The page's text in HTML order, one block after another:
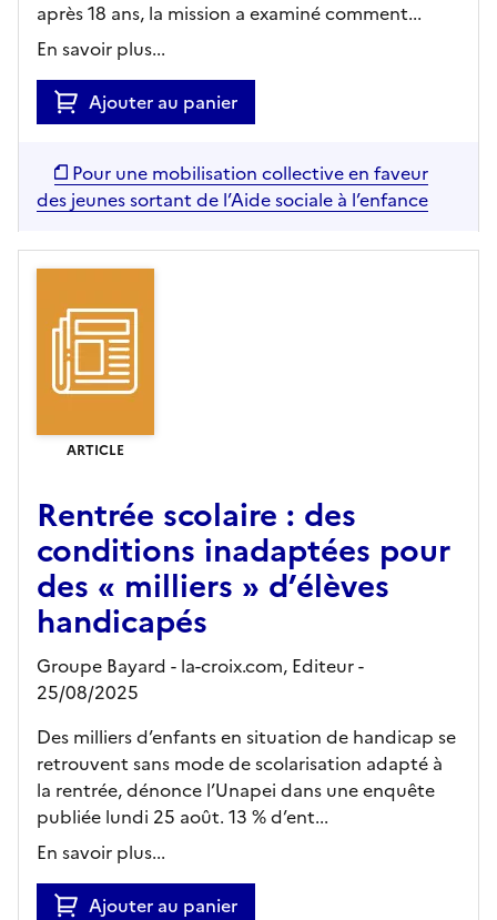
après 18 ans, la mission a examiné comment...
En savoir plus...
Ajouter au panier
Pour une mobilisation collective en faveur
des jeunes sortant de l’Aide sociale à l’enfance
ARTICLE
Rentrée scolaire : des
conditions inadaptées pour
des « milliers » d’élèves
handicapés
Groupe Bayard - la-croix.com, Editeur-
25/08/2025
Des milliers d’enfants en situation de handicap se
retrouvent sans mode de scolarisation adapté à
la rentrée, dénonce l’Unapei dans une enquête
publiée lundi 25 août. 13 % d’ent...
En savoir plus...
Ajouter au panier